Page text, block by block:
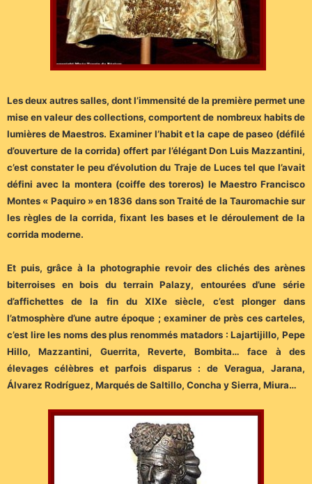
Les deux autres salles, dont l’immensité de la première permet une
mise en valeur des collections, comportent de nombreux habits de
lumières de Maestros. Examiner l’habit et la cape de paseo (défilé
d’ouverture de la corrida) offert par l’élégant Don Luis Mazzantini,
c’est constater le peu d’évolution du Traje de Luces tel que l’avait
défini avec la montera (coiffe des toreros) le Maestro Francisco
Montes « Paquiro » en 1836 dans son Traité de la Tauromachie sur
les règles de la corrida, fixant les bases et le déroulement de la
corrida moderne.
Et puis, grâce à la photographie revoir des clichés des arènes
biterroises en bois du terrain Palazy, entourées d’une série
d’affichettes de la fin du XIXe siècle, c’est plonger dans
l’atmosphère d’une autre époque ; examiner de près ces carteles,
c’est lire les noms des plus renommés matadors : Lajartijillo, Pepe
Hillo, Mazzantini, Guerrita, Reverte, Bombita… face à des
élevages célèbres et parfois disparus : de Veragua, Jarana,
Álvarez Rodríguez, Marqués de Saltillo, Concha y Sierra, Miura…